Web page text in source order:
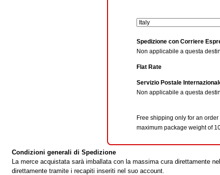
Spedizione con Corriere
Non applicabile a questa
Flat Rate
Servizio Postale
Non applicabile a questa
Free shipping only for an
maximum package weight of
Condizioni generali di Spedizione
La merce acquistata sarà imballata con la massima cura direttamente
direttamente tramite i recapiti inseriti nel suo account.